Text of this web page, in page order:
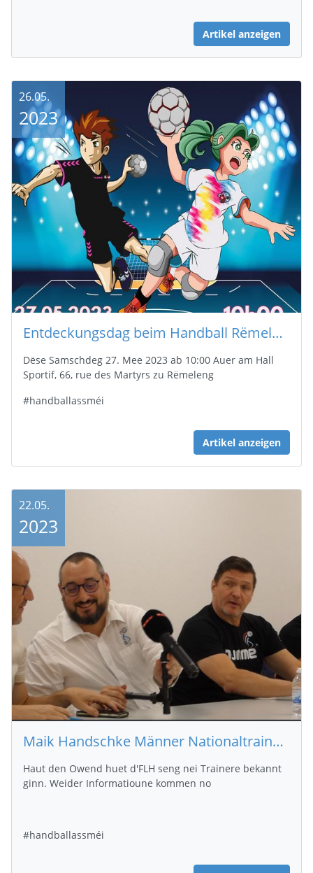
Artikel anzeigen
Entdeckungsdag beim Handball Rëmeleng vir Kanner vu 4 bis 15 Joer
Dëse Samschdeg 27. Mee 2023 ab 10:00 Auer am Hall
Sportif, 66, rue des Martyrs zu Rëmeleng
#handballassméi
Artikel anzeigen
26.05.
2023
Maik Handschke Männer Nationaltrainer, Alex Scheubel Fraen Nationaltrainer
Haut den Owend huet d'FLH seng nei Trainere bekannt
ginn. Weider Informatioune kommen no
#handballassméi
22.05.
2023